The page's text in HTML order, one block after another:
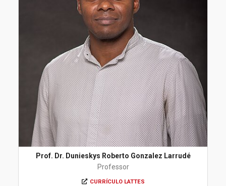
Prof. Dr. Dunieskys Roberto Gonzalez Larrudé
Professor
CURRÍCULO LATTES